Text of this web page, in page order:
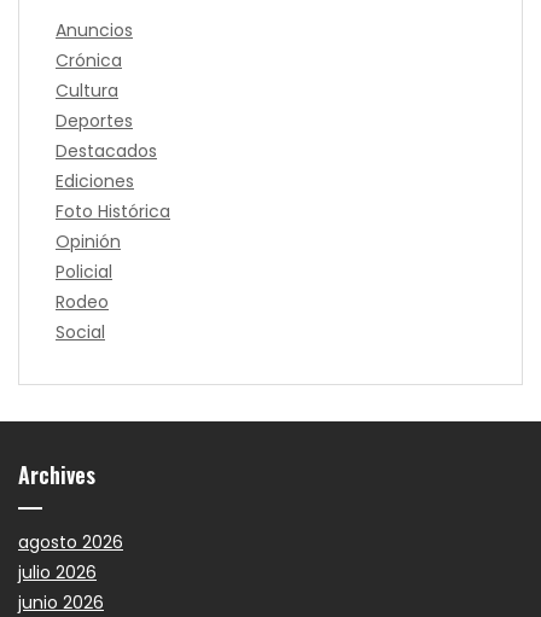
Anuncios
Crónica
Cultura
Deportes
Destacados
Ediciones
Foto Histórica
Opinión
Policial
Rodeo
Social
Archives
agosto 2026
julio 2026
junio 2026